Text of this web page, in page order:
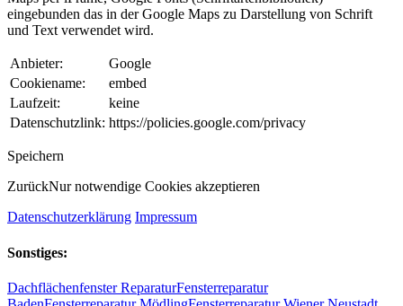
eingebunden das in der Google Maps zu Darstellung von Schrift
und Text verwendet wird.
Anbieter:
Google
Cookiename:
embed
Laufzeit:
keine
Datenschutzlink: https://policies.google.com/privacy
Speichern
ZurückNur notwendige Cookies akzeptieren
Datenschutzerklärung Impressum
Sonstiges:
Dachflächenfenster ReparaturFensterreparatur